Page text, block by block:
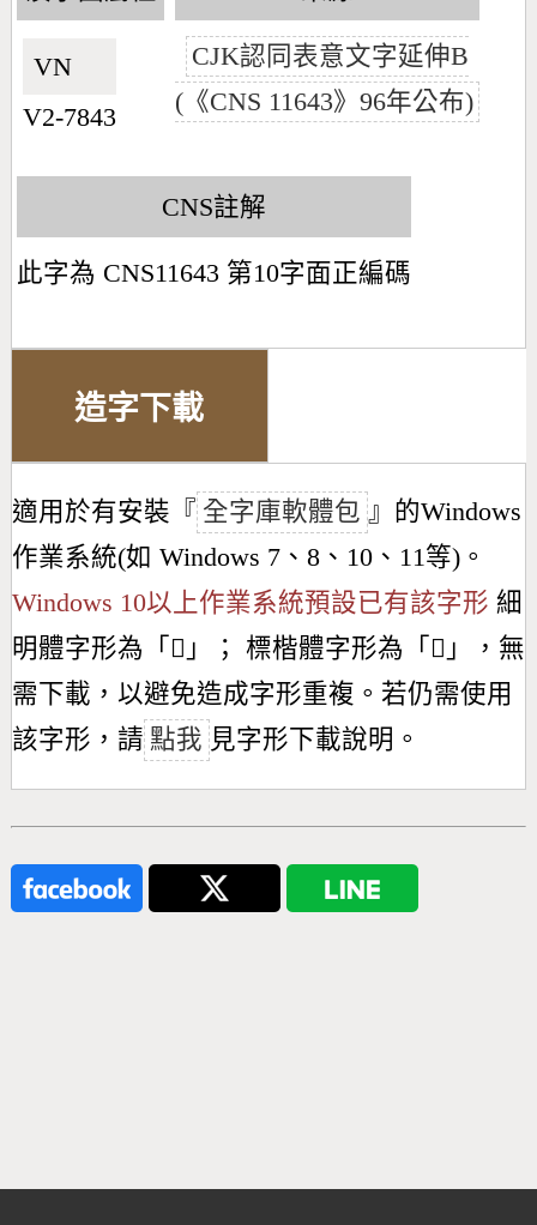
VN🇻🇳
V2-7843
CJK認同表意文字延伸B
(《CNS 11643》96年公布)
CNS註解
此字為 CNS11643 第10字面正編碼
造字下載
適用於有安裝『 全字庫軟體包 』的Windows
作業系統(如 Windows 7、8、10、11等)。
Windows 10以上作業系統預設已有該字形 細
明體字形為「 𣅘 」； 標楷體字形為「 𣅘 」，無
需下載，以避免造成字形重複。若仍需使用
該字形，請 點我 見字形下載說明。